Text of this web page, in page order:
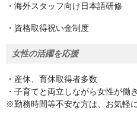
・海外スタッフ向け日本語研修
・資格取得祝い金制度
女性の活躍を応援
・産休、育休取得者多数
・子育てと両立しながら女性が働
※勤務時間等不安な方は、お気軽